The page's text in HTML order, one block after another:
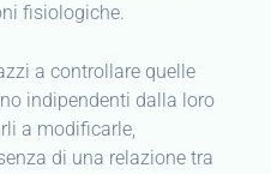
fisiologiche.
a controllare quelle
indipendenti dalla loro
a modificarle,
di una relazione tra